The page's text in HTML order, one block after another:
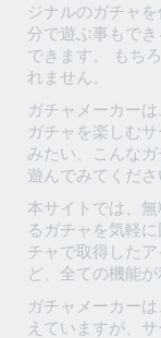
ジナルのガチャ
分で遊ぶ事もで
できます。 もち
れません。
ガチャメーカー
ガチャを楽しむ
みたい、こんな
遊んでみてくださ
本サイトでは、
るガチャを気軽
チャで取得した
ど、全ての機能が
ガチャメーカー
えていますが、